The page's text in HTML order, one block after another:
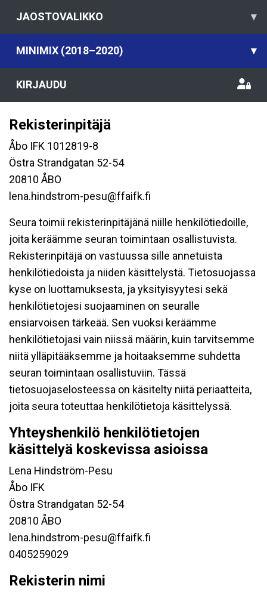
JAOSTOVALIKKO ▾
MINIMIX (2018–2020) ▾
KIRJAUDU
Rekisterinpitäjä
Åbo IFK 1012819-8
Östra Strandgatan 52-54
20810 ÅBO
lena.hindstrom-pesu@ffaifk.fi
Seura toimii rekisterinpitäjänä niille henkilötiedoille,
joita keräämme seuran toimintaan osallistuvista.
Rekisterinpitäjä on vastuussa sille annetuista
henkilötiedoista ja niiden käsittelystä. Tietosuojassa
kyse on luottamuksesta, ja yksityisyytesi sekä
henkilötietojesi suojaaminen on seuralle
ensiarvoisen tärkeää. Sen vuoksi keräämme
henkilötietojasi vain niissä määrin, kuin tarvitsemme
niitä ylläpitääksemme ja hoitaaksemme suhdetta
seuran toimintaan osallistuviin. Tässä
tietosuojaselosteessa on käsitelty niitä periaatteita,
joita seura toteuttaa henkilötietoja käsittelyssä.
Yhteyshenkilö henkilötietojen
käsittelyä koskevissa asioissa
Lena Hindström-Pesu
Åbo IFK
Östra Strandgatan 52-54
20810 ÅBO
lena.hindstrom-pesu@ffaifk.fi
0405259029
Rekisterin nimi